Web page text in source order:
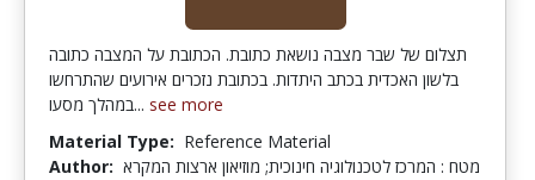
תצלום של שבר מצבה נושאת כתובת. הכתובת על המצבה כתובה
בלשון האכדית בכתב היתדות. בכתובת נזכרים אירועים שהתרחשו
במהלך מסעו... see more
Material Type: Reference Material
Author: מטח : המרכז לטכנולוגיה חינוכית; מוזיאון ארצות המקרא